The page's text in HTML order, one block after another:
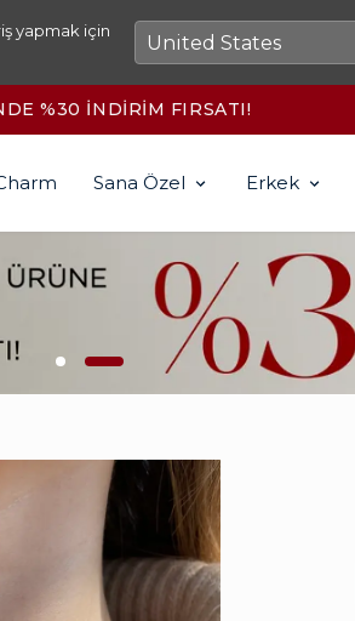
yapmak için
ÜZERİ KARGO ÜCRETSİZ!
Sana Özel Erkek